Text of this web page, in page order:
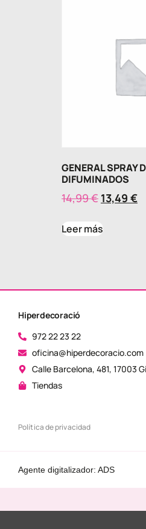
GENERAL SPRAY
DIFUMINADOS
14,99€ 13,49 €
Leer más
Hiperdecoració
972 22 23 22
oficina@hiperdecoracio.com
Calle Barcelona, ​​481, 17003
Tiendas
Política de privacidad
Agente digitalizador: ADS